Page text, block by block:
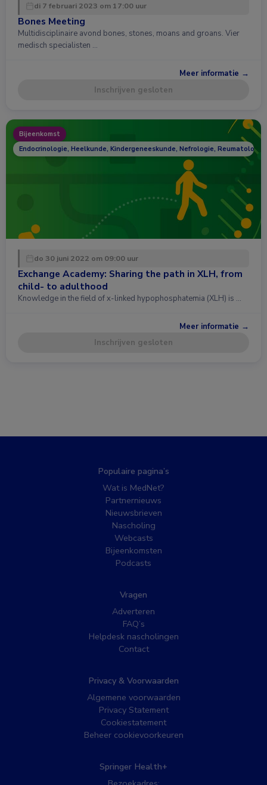
di 7 februari 2023 om 17:00 uur
Bones Meeting
Multidisciplinaire avond bones, stones, moans and groans. Vier
medisch specialisten …
Meer informatie →
Inschrijven gesloten
Bijeenkomst
Endocrinologie, Heelkunde, Kindergeneeskunde, Nefrologie, Reumatologie
do 30 juni 2022 om 09:00 uur
Exchange Academy: Sharing the path in XLH, from
child- to adulthood
Knowledge in the field of x-linked hypophosphatemia (XLH) is …
Meer informatie →
Inschrijven gesloten
Populaire pagina’s
Wat is MedNet?
Partnernieuws
Nieuwsbrieven
Nascholing
Webcasts
Bijeenkomsten
Podcasts
Vragen
Adverteren
FAQ’s
Helpdesk nascholingen
Contact
Privacy & Voorwaarden
Algemene voorwaarden
Privacy Statement
Cookiestatement
Beheer cookievoorkeuren
Springer Health+